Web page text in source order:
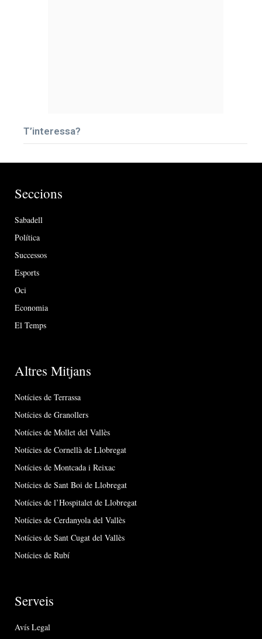
T’interessa?
Seccions
Sabadell
Política
Successos
Esports
Oci
Economia
El Temps
Altres Mitjans
Notícies de Terrassa
Notícies de Granollers
Notícies de Mollet del Vallès
Notícies de Cornellà de Llobregat
Notícies de Montcada i Reixac
Notícies de Sant Boi de Llobregat
Notícies de l’Hospitalet de Llobregat
Notícies de Cerdanyola del Vallès
Notícies de Sant Cugat del Vallès
Notícies de Rubí
Serveis
Avís Legal